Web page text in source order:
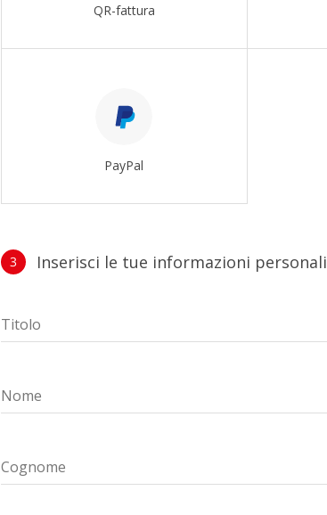
QR-fattura
PayPal
3 Inserisci le tue informazioni personali
Titolo
Nome
Cognome